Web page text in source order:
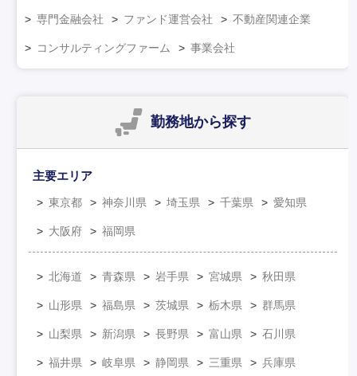
専門金融会社 ファンド運営会社 不動産関連企業
コンサルティングファーム 事業会社
勤務地から探す
主要エリア
東京都 神奈川県 埼玉県 千葉県 愛知県
大阪府 福岡県
北海道 青森県 岩手県 宮城県 秋田県
山形県 福島県 茨城県 栃木県 群馬県
山梨県 新潟県 長野県 富山県 石川県
福井県 岐阜県 静岡県 三重県 兵庫県